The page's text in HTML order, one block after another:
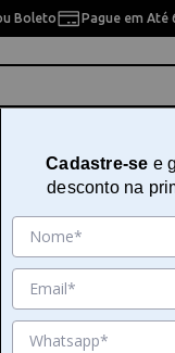
Boleto Pague em Até
Pintura Artesanal
06 Cores
- 02002
Cadastre-se e
desconto na